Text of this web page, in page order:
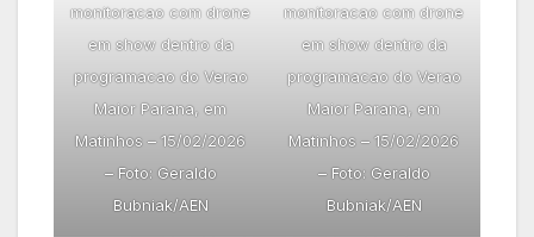
monitoracao com drone
em show dentro da
programacao do Verao
Maior Parana, em
Matinhos – 15/02/2026
– Foto: Geraldo
Bubniak/AEN
monitoracao com drone
em show dentro da
programacao do Verao
Maior Parana, em
Matinhos – 15/02/2026
– Foto: Geraldo
Bubniak/AEN